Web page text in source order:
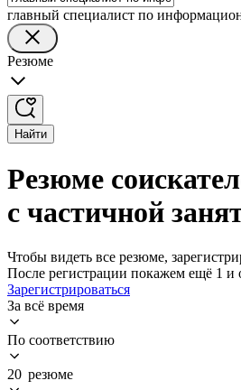
главный специалист по
Резюме
Найти
Резюме
с частичной
Чтобы видеть все резюме,
После регистрации покажем ещё 1 и
Зарегистрироваться
За всё время
По соответствию
20 резюме